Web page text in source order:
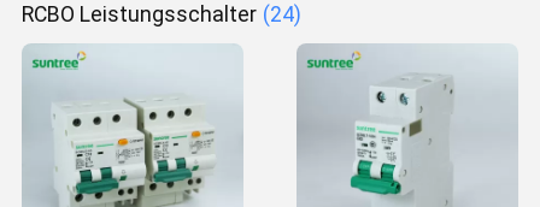
RCBO Leistungsschalter (24)